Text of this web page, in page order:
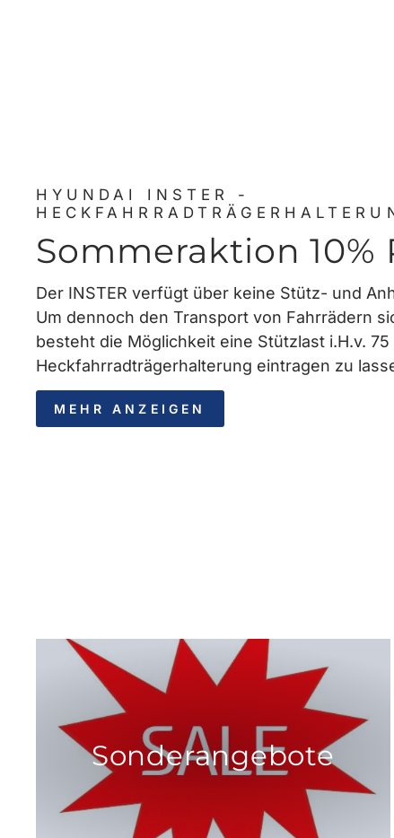
HYUNDAI INSTER -
Sommeraktion 10%
Der INSTER verfügt über keine Stütz- und
Um dennoch den Transport von Fahrrädern
besteht die Möglichkeit eine Stützlast i.H.v.
Heckfahrradträgerhalterung eintragen zu
MEHR ANZEIGEN
Sonderangebote